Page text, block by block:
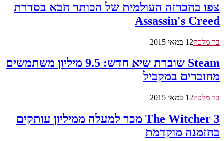
צפו בהכרזה העולמית של הכותר הבא בסדרת
Assassin's Creed
בר מלכה12 במאי 2015
Steam שוברת שיא חדש: 9.5 מיליון משתמשים
מחוברים במקביל
בר מלכה12 במאי 2015
The Witcher 3 מכר למעלה ממיליון עותקים
בהזמנה מוקדמת